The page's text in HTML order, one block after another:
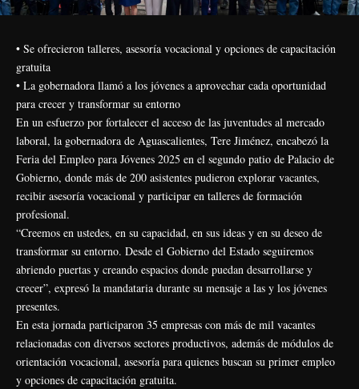
• Se ofrecieron talleres, asesoría vocacional y opciones de capacitación
gratuita
• La gobernadora llamó a los jóvenes a aprovechar cada oportunidad
para crecer y transformar su entorno
En un esfuerzo por fortalecer el acceso de las juventudes al mercado
laboral, la gobernadora de Aguascalientes, Tere Jiménez, encabezó la
Feria del Empleo para Jóvenes 2025 en el segundo patio de Palacio de
Gobierno, donde más de 200 asistentes pudieron explorar vacantes,
recibir asesoría vocacional y participar en talleres de formación
profesional.
“Creemos en ustedes, en su capacidad, en sus ideas y en su deseo de
transformar su entorno. Desde el Gobierno del Estado seguiremos
abriendo puertas y creando espacios donde puedan desarrollarse y
crecer”, expresó la mandataria durante su mensaje a las y los jóvenes
presentes.
En esta jornada participaron 35 empresas con más de mil vacantes
relacionadas con diversos sectores productivos, además de módulos de
orientación vocacional, asesoría para quienes buscan su primer empleo
y opciones de capacitación gratuita.